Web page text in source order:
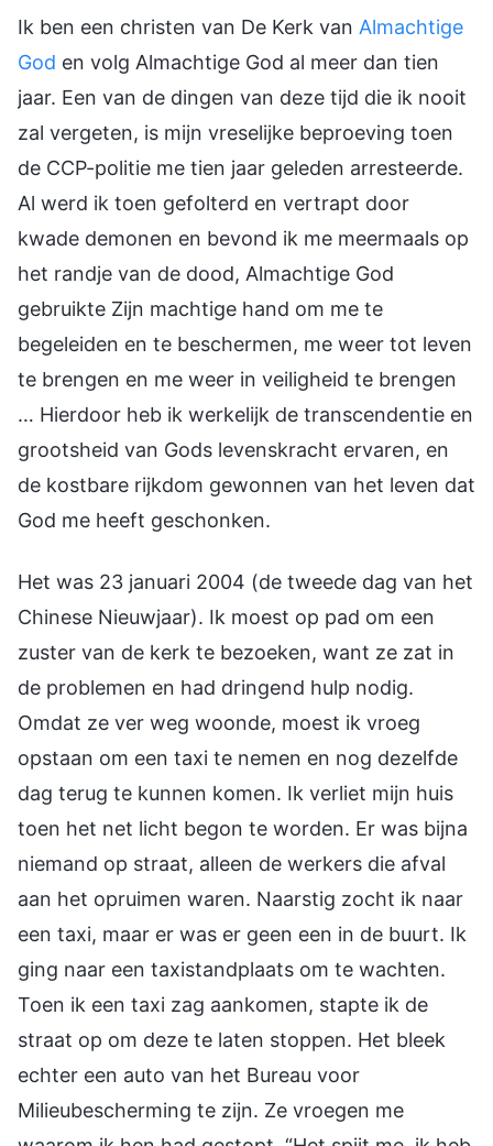
Ik ben een christen van De Kerk van Almachtige
God en volg Almachtige God al meer dan tien
jaar. Een van de dingen van deze tijd die ik nooit
zal vergeten, is mijn vreselijke beproeving toen
de CCP-politie me tien jaar geleden arresteerde.
Al werd ik toen gefolterd en vertrapt door
kwade demonen en bevond ik me meermaals op
het randje van de dood, Almachtige God
gebruikte Zijn machtige hand om me te
begeleiden en te beschermen, me weer tot leven
te brengen en me weer in veiligheid te brengen
… Hierdoor heb ik werkelijk de transcendentie en
grootsheid van Gods levenskracht ervaren, en
de kostbare rijkdom gewonnen van het leven dat
God me heeft geschonken.
Het was 23 januari 2004 (de tweede dag van het
Chinese Nieuwjaar). Ik moest op pad om een
zuster van de kerk te bezoeken, want ze zat in
de problemen en had dringend hulp nodig.
Omdat ze ver weg woonde, moest ik vroeg
opstaan om een taxi te nemen en nog dezelfde
dag terug te kunnen komen. Ik verliet mijn huis
toen het net licht begon te worden. Er was bijna
niemand op straat, alleen de werkers die afval
aan het opruimen waren. Naarstig zocht ik naar
een taxi, maar er was er geen een in de buurt. Ik
ging naar een taxistandplaats om te wachten.
Toen ik een taxi zag aankomen, stapte ik de
straat op om deze te laten stoppen. Het bleek
echter een auto van het Bureau voor
Milieubescherming te zijn. Ze vroegen me